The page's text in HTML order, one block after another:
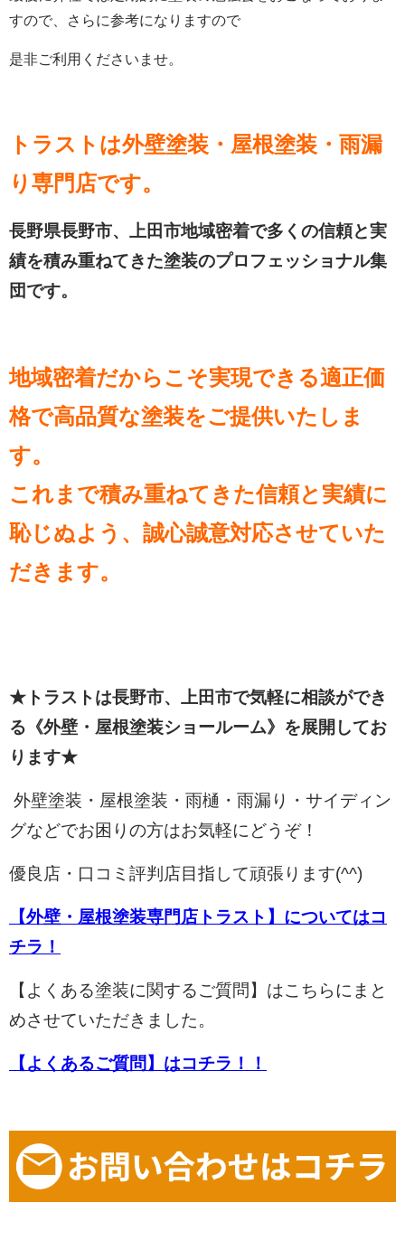
すので、さらに参考になりますので
是非ご利用くださいませ。
トラストは外壁塗装・屋根塗装・雨漏
り専門店です。
長野県長野市、上田市地域密着で多くの信頼と実
績を積み重ねてきた塗装のプロフェッショナル集
団です。
地域密着だからこそ実現できる適正価
格で高品質な塗装をご提供いたしま
す。
これまで積み重ねてきた信頼と実績に
恥じぬよう、誠心誠意対応させていた
だきます。
★トラストは長野市、上田市で気軽に相談ができ
る《外壁・屋根塗装ショールーム》を展開してお
ります★
外壁塗装・屋根塗装・雨樋・雨漏り・サイディン
グなどでお困りの方はお気軽にどうぞ！
優良店・口コミ評判店目指して頑張ります(^^)
【外壁・屋根塗装専門店トラスト】についてはコ
チラ！
【よくある塗装に関するご質問】はこちらにまと
めさせていただきました。
【よくあるご質問】はコチラ！！